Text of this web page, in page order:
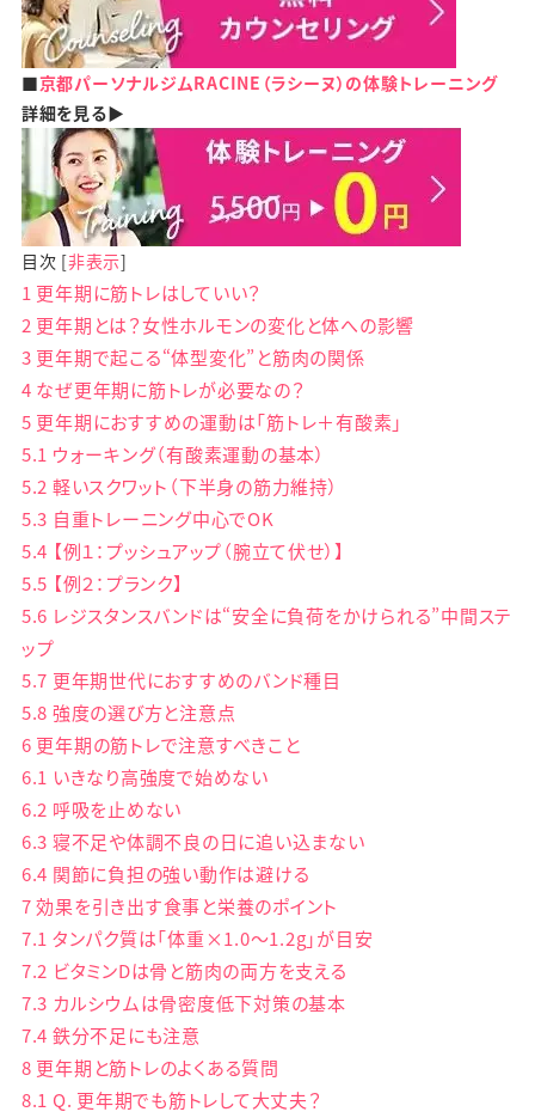
■京都パーソナルジムRACINE（ラシーヌ）の体験トレーニング
詳細を見る▶
目次 [非表示]
1 更年期に筋トレはしていい？
2 更年期とは？女性ホルモンの変化と体への影響
3 更年期で起こる“体型変化”と筋肉の関係
4 なぜ更年期に筋トレが必要なの？
5 更年期におすすめの運動は「筋トレ＋有酸素」
5.1 ウォーキング（有酸素運動の基本）
5.2 軽いスクワット（下半身の筋力維持）
5.3 自重トレーニング中心でOK
5.4 【例１：プッシュアップ（腕立て伏せ）】
5.5 【例２：プランク】
5.6 レジスタンスバンドは“安全に負荷をかけられる”中間ステ
ップ
5.7 更年期世代におすすめのバンド種目
5.8 強度の選び方と注意点
6 更年期の筋トレで注意すべきこと
6.1 いきなり高強度で始めない
6.2 呼吸を止めない
6.3 寝不足や体調不良の日に追い込まない
6.4 関節に負担の強い動作は避ける
7効果を引き出す食事と栄養のポイント
7.1 タンパク質は「体重×1.0〜1.2g」が目安
7.2 ビタミンDは骨と筋肉の両方を支える
7.3 カルシウムは骨密度低下対策の基本
7.4 鉄分不足にも注意
8 更年期と筋トレのよくある質問
8.1 Q. 更年期でも筋トレして大丈夫？